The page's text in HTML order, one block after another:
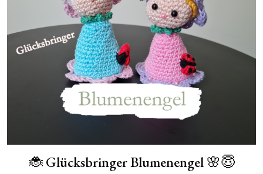
🐞 Glücksbringer Blumenengel 🌸😇